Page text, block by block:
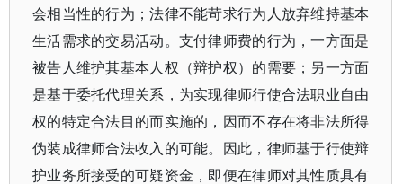
会相当性的行为；法律不能苛求行为人放弃维持基本
生活需求的交易活动。支付律师费的行为，一方面是
被告人维护其基本人权（辩护权）的需要；另一方面
是基于委托代理关系，为实现律师行使合法职业自由
权的特定合法目的而实施的，因而不存在将非法所得
伪装成律师合法收入的可能。因此，律师基于行使辩
护业务所接受的可疑资金，即便在律师对其性质具有